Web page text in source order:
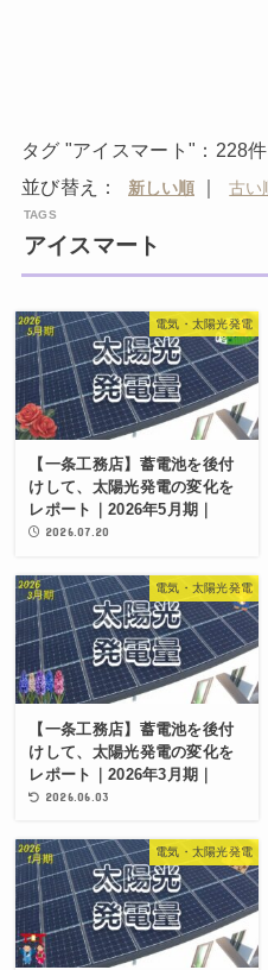
タグ "アイスマート"：228件
並び替え：
｜
アイスマート
電気・太陽光発電
【一条工務店】蓄電池を後付
けして、太陽光発電の変化を
レポート｜2026年5月期｜
2026.07.20
電気・太陽光発電
【一条工務店】蓄電池を後付
けして、太陽光発電の変化を
レポート｜2026年3月期｜
2026.06.03
電気・太陽光発電